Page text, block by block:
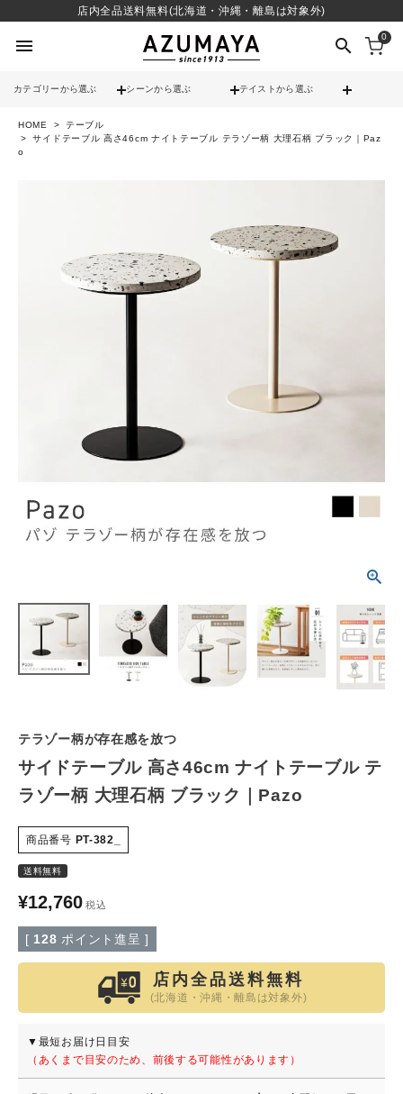
店内全品送料無料(北海道・沖縄・離島は対象外)
menu search 0
カテゴリーから選ぶ シーンから選ぶ テイストから選ぶ
check 送料無料
search
ACCOUNT MENU
meeting_room ログイン person 会員登録
シーンから選ぶ
テイストから選ぶ
ご利用ガイド
プライバシーポリシー
特定商取引法について
会社概要
よくある質問
お問い合わせ
HOME
テーブル
サイドテーブル 高さ46cm ナイトテーブル テラゾー柄 大理石柄 ブラック｜Paz
o
テラゾー柄が存在感を放つ
サイドテーブル 高さ46cm ナイトテーブル テ
ラゾー柄 大理石柄 ブラック｜Pazo
商品番号 PT-382_
送料無料
¥12,760 税込
[ 128 ポイント進呈 ]
店内全品送料無料
(北海道・沖縄・離島は対象外)
▼最短お届け日目安
（あくまで目安のため、前後する可能性があります）